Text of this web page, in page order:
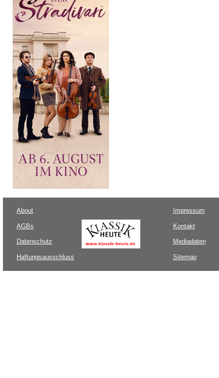
About
AGBs
Datenschutz
Haftungsausschluss
Impressum
Kontakt
Mediadaten
Sitemap